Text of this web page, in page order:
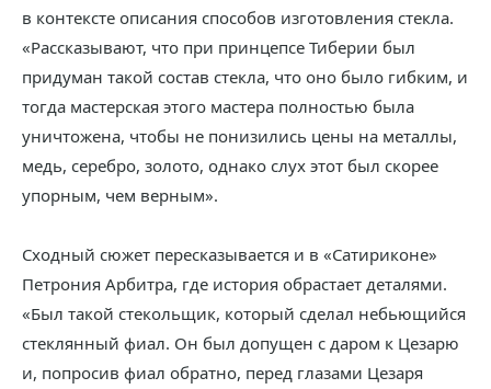
в контексте описания способов изготовления стекла.
«Рассказывают, что при принцепсе Тиберии был
придуман такой состав стекла, что оно было гибким, и
тогда мастерская этого мастера полностью была
уничтожена, чтобы не понизились цены на металлы,
медь, серебро, золото, однако слух этот был скорее
упорным, чем верным».
Сходный сюжет пересказывается и в «Сатириконе»
Петрония Арбитра, где история обрастает деталями.
«Был такой стекольщик, который сделал небьющийся
стеклянный фиал. Он был допущен с даром к Цезарю
и, попросив фиал обратно, перед глазами Цезаря